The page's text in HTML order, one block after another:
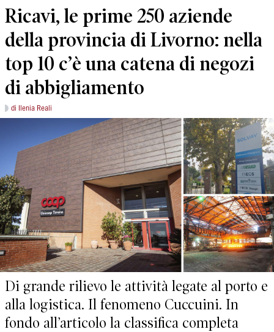
Ricavi, le prime 250 aziende
della provincia di Livorno: nella
top 10 c’è una catena di negozi
di abbigliamento
di Ilenia Reali
Di grande rilievo le attività legate al porto e
alla logistica. Il fenomeno Cuccuini. In
fondo all’articolo la classifica completa